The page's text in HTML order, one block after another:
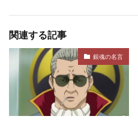
関連する記事
銀魂の名言